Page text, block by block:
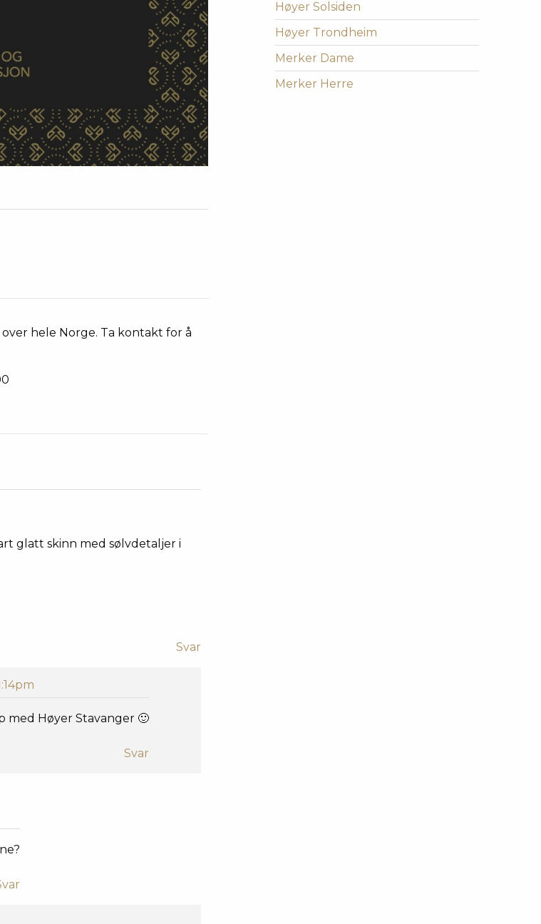
hele Norge. Ta kontakt for å
glatt skinn med sølvdetaljer i
Svar
med Høyer Stavanger 🙂
Svar
Høyer Solsiden
Høyer Trondheim
Merker Dame
Merker Herre